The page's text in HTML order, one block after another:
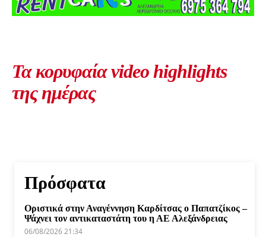
Τα κορυφαία video highlights
της ημέρας
Πρόσφατα
Οριστικά στην Αναγέννηση Καρδίτσας ο Παπατζίκος –
Ψάχνει τον αντικαταστάτη του η ΑΕ Αλεξάνδρειας
06/08/2026 21:34